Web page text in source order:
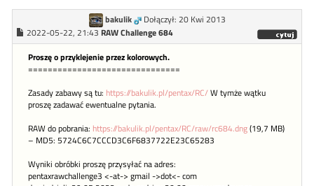
bakulik
Dołączył: 20 Kwi 2013
2022-05-22, 21:43 RAW Challenge 684
Proszę o przyklejenie przez kolorowych.
===============================
Zasady zabawy są tu: https://bakulik.pl/pentax/RC/W tymże wątku
proszę zadawać ewentualne pytania.
RAW do pobrania: https://bakulik.pl/pentax/RC/raw/rc684.dng(19,7 MB)
– MD5: 5724C6C7CCCD3C6F6837722E23C65283
Wyniki obróbki proszę przysyłać na adres:
pentaxrawchallenge3 <-at-> gmail ->dot<- com